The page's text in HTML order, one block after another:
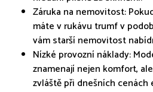
Záruka na nemovitost:
máte v rukávu trumf v
vám starší nemovitost
Nízké provozní náklady:
znamenají nejen komfort,
zvláště při dnešních cenách